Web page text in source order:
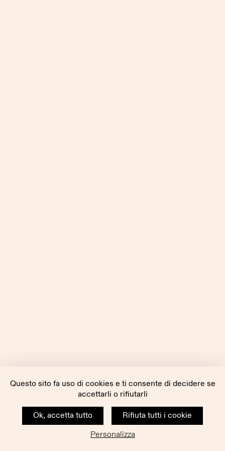
Questo sito fa uso di cookies e ti consente di decidere se
accettarli o rifiutarli
Ok, accetta tutto
Rifiuta tutti i cookie
Personalizza